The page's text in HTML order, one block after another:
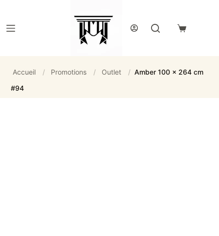
Panier
Accueil / Promotions / Outlet / Amber 100 x 264 cm
#94